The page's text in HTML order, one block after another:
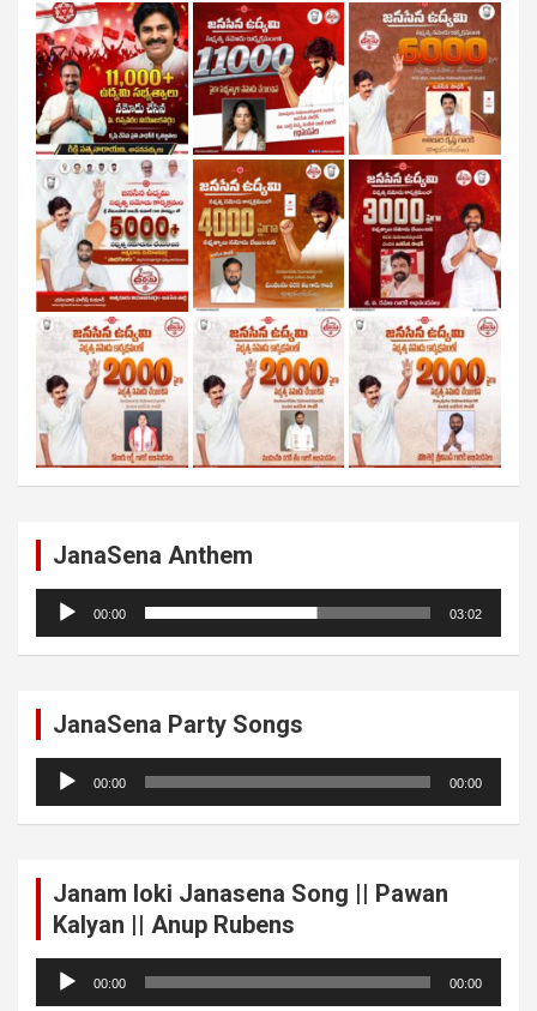
JanaSena Anthem
Audio
Player
00:00 03:02
JanaSena Party Songs
Audio
Player
00:00 00:00
Janam loki Janasena Song || Pawan
Kalyan || Anup Rubens
Audio
Player
00:00 00:00